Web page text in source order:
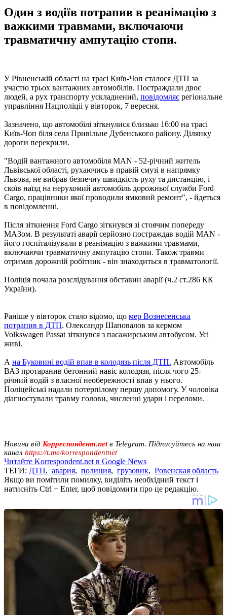
Один з водіїв потрапив в реанімацію з
важкими травмами, включаючи
травматичну ампутацію стопи.
У Рівненській області на трасі Київ-Чоп сталося ДТП за
участю трьох вантажних автомобілів. Постраждали двоє
людей, а рух транспорту ускладнений, повідомляє регіональне
управління Нацполіціі у вівторок, 7 вересня.
Зазначено, що автомобілі зіткнулися близько 16:00 на трасі
Київ-Чоп біля села Привільне Дубенського району. Ділянку
дороги перекрили.
"Водій вантажного автомобіля MAN - 52-річний житель
Львівської області, рухаючись в правій смузі в напрямку
Львова, не вибрав безпечну швидкість руху та дистанцію, і
скоїв наїзд на нерухомий автомобіль дорожньої служби Ford
Cargo, працівники якої проводили ямковий ремонт", - йдеться
в повідомленні.
Після зіткнення Ford Cargo зіткнувся зі стоячим попереду
МАЗом. В результаті аварії серйозно постраждав водій MAN -
його госпіталізували в реанімацію з важкими травмами,
включаючи травматичну ампутацію стопи. Також травми
отримав дорожній робітник - він знаходиться в травматології.
Поліція почала розслідування обставин аварії (ч.2 ст.286 КК
України).
Раніше у вівторок стало відомо, що мер Вознесенська
потрапив в ДТП. Олександр Шаповалов за кермом
Volkswagen Passat зіткнувся з пасажирським автобусом. Усі
живі.
А на Буковині водій впав в колодязь після ДТП. Автомобіль
ВАЗ протаранив бетонний навіс колодязя, після чого 25-
річний водій з власної необережності впав у нього.
Поліцейські надали потерпілому першу допомогу. У чоловіка
діагностували травму голови, численні удари і переломи.
Новини від Корреспондент.netв Telegram. Підписуйтесь на наш
канал https://t.me/korrespondentnet
Читайте Korrespondent.net в Google News
ТЕГИ: ДТП, авария, полиция, грузовик, Ровенская область
Якщо ви помітили помилку, виділіть необхідний текст і
натисніть Ctrl + Enter, щоб повідомити про це редакцію.